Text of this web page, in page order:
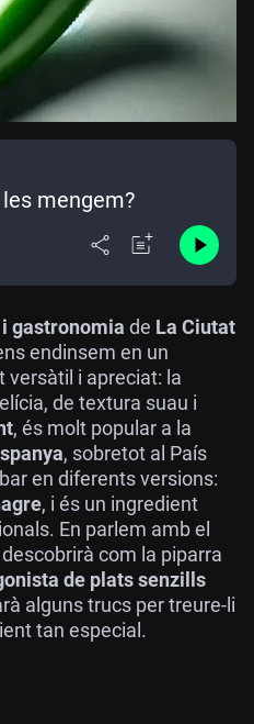
mengem?
gastronomia de La Ciutat
endinsem en un
versàtil i apreciat: la
de textura suau i
, és molt popular a la
, sobretot al País
en diferents versions:
, i és un ingredient
En parlem amb el
com la piparra
de plats senzills
alguns trucs per treure-li
tan especial.